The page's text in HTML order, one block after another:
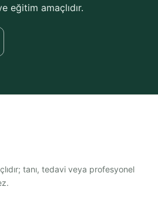
eğitim amaçlıdır.
tanı, tedavi veya profesyonel